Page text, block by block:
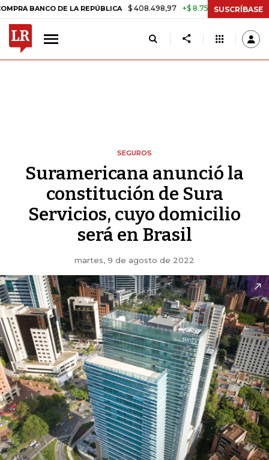
DE LA REPÚBLICA $ 408.498,97 +$ 8.753,81 +2,19% TASA
SUSCRÍBASE
SEGUROS
Suramericana anunció la
constitución de Sura
Servicios, cuyo domicilio
será en Brasil
martes, 9 de agosto de 2022